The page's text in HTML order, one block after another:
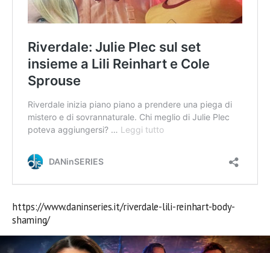
https://www.daninseries.it/riverdale-lili-reinhart-body-
shaming/